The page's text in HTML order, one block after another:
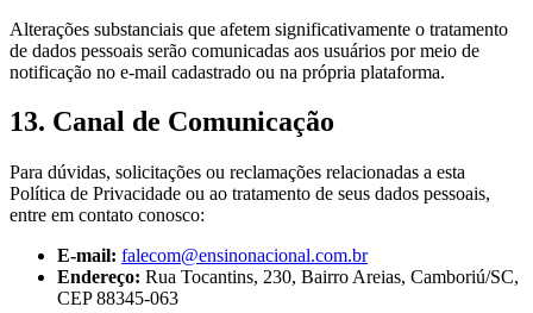
Alterações substanciais que afetem significativamente o tratamento
de dados pessoais serão comunicadas aos usuários por meio de
notificação no e-mail cadastrado ou na própria plataforma.
13. Canal de Comunicação
Para dúvidas, solicitações ou reclamações relacionadas a esta
Política de Privacidade ou ao tratamento de seus dados pessoais,
entre em contato conosco:
E-mail: falecom@ensinonacional.com.br
Endereço: Rua Tocantins, 230, Bairro Areias, Camboriú/SC,
CEP 88345-063